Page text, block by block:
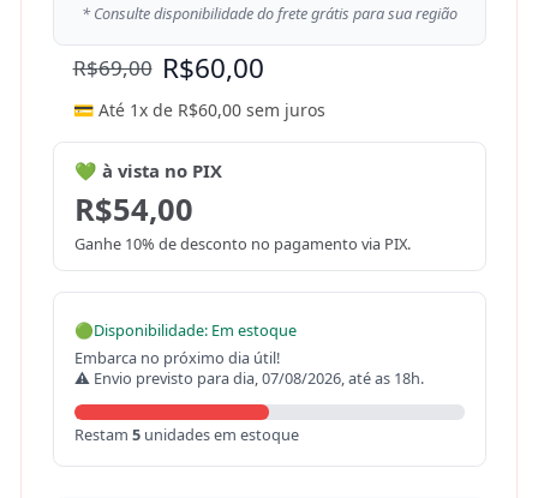
* Consulte disponibilidade do frete grátis para sua região
R$69,00 R$60,00
💳 Até 1x de R$60,00sem juros
💚 à vista no PIX
R$54,00
Ganhe 10% de desconto no pagamento via PIX.
🟢Disponibilidade: Em estoque
Embarca no próximo dia útil!
⚠ Envio previsto para dia, 07/08/2026, até as 18h.
Restam 5unidades em estoque